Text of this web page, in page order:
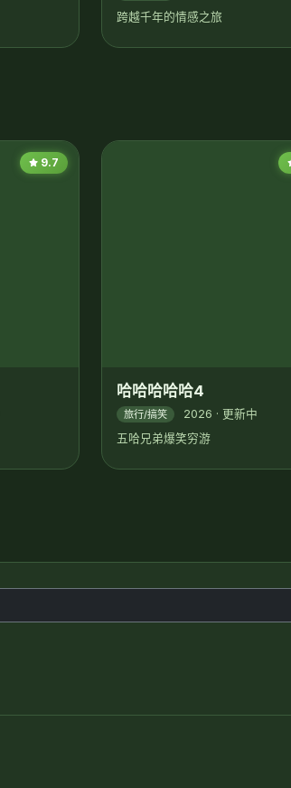
跨越千年的情感之旅
9.7
哈哈哈哈哈4
旅行/搞笑
2026 · 更新中
五哈兄弟爆笑穷游